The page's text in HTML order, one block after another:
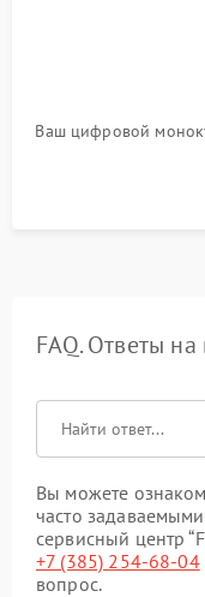
Ваш цифровой
FAQ. Ответы
Вы можете
часто
сервисный центр
+7 (385) 254-68-04
вопрос.